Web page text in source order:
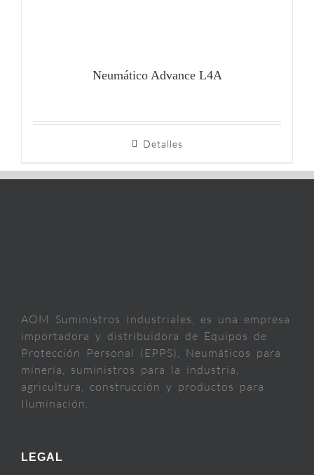
Neumático Advance L4A
Detalles
AOM Suministros Industriales, es una empresa
importadora y distribuidora de Equipos de
Protección Personal (EPPS), Neumáticos para
minería, suministros para la industria,
agricultura, construcción y productos para
Iluminación.
LEGAL